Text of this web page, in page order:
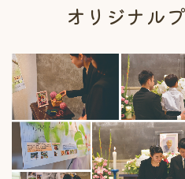
オリジナル